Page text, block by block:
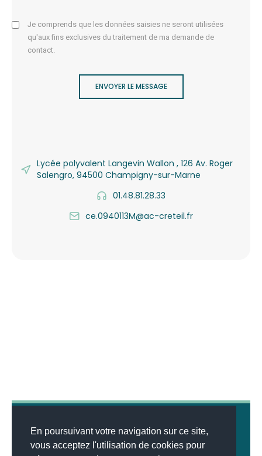
En poursuivant votre navigation sur ce site,
vous acceptez l'utilisation de cookies pour
Je comprends que les données saisies ne seront utilisées
qu'aux fins exclusives du traitement de ma demande de
contact.
ENVOYER LE MESSAGE
Lycée polyvalent Langevin Wallon , 126 Av. Roger
Salengro, 94500 Champigny-sur-Marne
01.48.81.28.33
ce.0940113M@ac-creteil.fr